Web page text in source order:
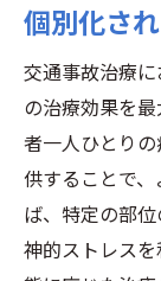
個別化さ
交通事故治療
の治療効果を
者一人ひとり
供することで
ば、特定の部
神的ストレス